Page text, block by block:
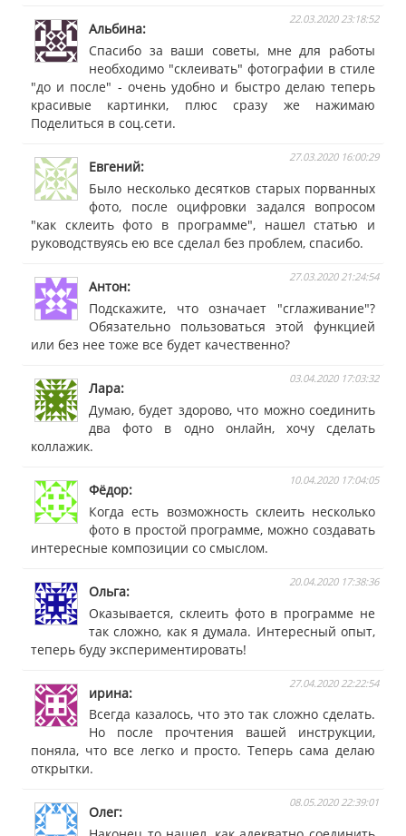
Альбина
22.03.2020 23:18:52
Спасибо за ваши советы, мне для работы
необходимо "склеивать" фотографии в стиле
"до и после" - очень удобно и быстро делаю теперь
красивые картинки, плюс сразу же нажимаю
Поделиться в соц.сети.
Евгений
27.03.2020 16:00:29
Было несколько десятков старых порванных
фото, после оцифровки задался вопросом
"как склеить фото в программе", нашел статью и
руководствуясь ею все сделал без проблем, спасибо.
Антон
27.03.2020 21:24:54
Подскажите, что означает "сглаживание"?
Обязательно пользоваться этой функцией
или без нее тоже все будет качественно?
Лара
03.04.2020 17:03:32
Думаю, будет здорово, что можно соединить
два фото в одно онлайн, хочу сделать
коллажик.
Фёдор
10.04.2020 17:04:05
Когда есть возможность склеить несколько
фото в простой программе, можно создавать
интересные композиции со смыслом.
Ольга
20.04.2020 17:38:36
Оказывается, склеить фото в программе не
так сложно, как я думала. Интересный опыт,
теперь буду экспериментировать!
ирина
27.04.2020 22:22:54
Всегда казалось, что это так сложно сделать.
Но после прочтения вашей инструкции,
поняла, что все легко и просто. Теперь сама делаю
открытки.
Олег
08.05.2020 22:39:01